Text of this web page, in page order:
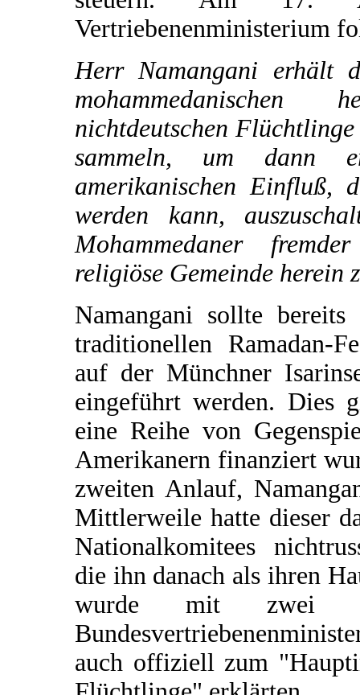
Vertriebenenministerium
Herr Namangani erhält
nichtdeutschen
sammeln, um dann
amerikanischen Einfluß,
werden kann,
Mohammedaner
religiöse Gemeinde herein
Namangani sollte
traditionellen Ramadan-
auf der Münchner
eingeführt werden. Dies
eine Reihe von
Amerikanern finanziert
zweiten Anlauf,
Mittlerweile hatte dieser
Nationalkomitees
die ihn danach als ihren
wurde mit zwei
auch offiziell zum